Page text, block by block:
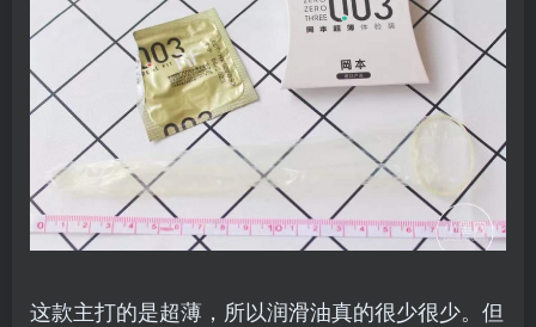
这款主打的是超薄，所以润滑油真的很少很少。但